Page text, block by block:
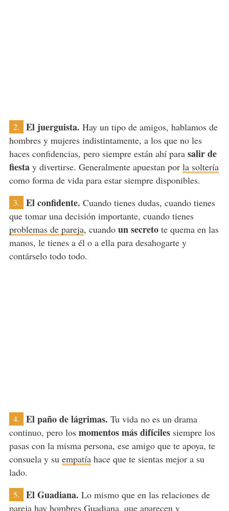
2. El juerguista. Hay un tipo de amigos, hablamos de
hombres y mujeres indistintamente, a los que no les
haces confidencias, pero siempre están ahí parasalir de
fiestay divertirse. Generalmente apuestan por la soltería
como forma de vida para estar siempre disponibles.
3. El confidente. Cuando tienes dudas, cuando tienes
que tomar una decisión importante, cuando tienes
problemas de pareja, cuando un secretote quema en las
manos, le tienes a él o a ella para desahogarte y
contárselo todo todo.
4. El paño de lágrimas. Tu vida no es un drama
continuo, pero los momentos más difícilessiempre los
pasas con la misma persona, ese amigo que te apoya, te
consuela y su empatíahace que te sientas mejor a su
lado.
5. El Guadiana. Lo mismo que en las relaciones de
pareja hay hombres Guadiana, que aparecen y